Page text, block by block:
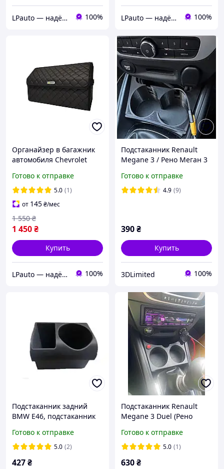
LPauto — надёжные решения для вашей техники 100% LPauto — надёжные решения для вашей техники 100%
Органайзер в багажник
автомобиля Chevrolet
Готово к отправке
5.0 (1)
от 145₴/мес
1 450₴
1 550 ₴
Купить
LPauto — надёжные решения для вашей техники 100%
Подстаканник Renault
Megane 3 / Рено Меган 3
Готово к отправке
4.9 (9)
390₴
Купить
3DLimited 100%
Подстаканник задний
BMW E46, подстаканник
Готово к отправке
5.0 (2)
427₴
Подстаканник Renault
Megane 3 Duel (Рено
Готово к отправке
5.0 (1)
630₴